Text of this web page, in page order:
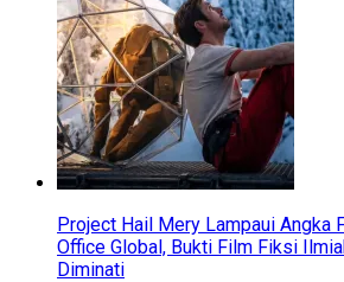
Project Hail Mery Lampaui Angka
Office Global, Bukti Film Fiksi
Diminati